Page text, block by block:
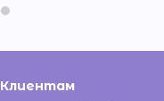
Клиентам